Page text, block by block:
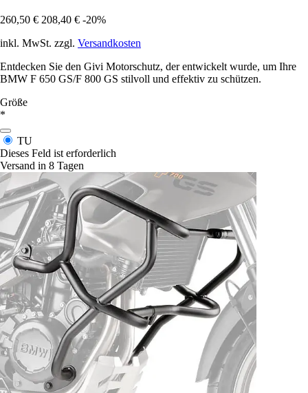
260,50 € 208,40 € -20%
inkl. MwSt. zzgl. Versandkosten
Entdecken Sie den Givi Motorschutz, der entwickelt wurde, um Ihre
BMW F 650 GS/F 800 GS stilvoll und effektiv zu schützen.
Größe
*
TU
Dieses Feld ist erforderlich
Versand in 8 Tagen